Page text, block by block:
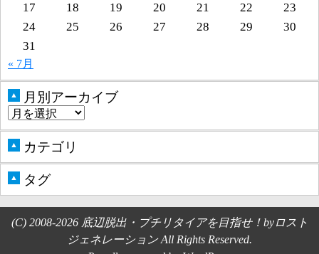
17
18 19 20 21 22
23
24
25 26 27 28 29
30
31
« 7月
▲ 月別アーカイブ
▲ カテゴリ
▲ タグ
(C) 2008-2026 底辺脱出・プチリタイアを目指せ！byロスト
ジェネレーション All Rights Reserved.